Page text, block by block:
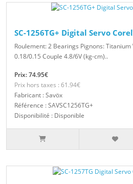
SC-1256TG+ Digital Servo
Roulement: 2 Bearings Pignons: Titanium
0.18/0.15 Couple 4.8/6V (kg-cm)..
Prix: 74.95€
Prix hors taxes : 61.94€
Fabricant : Savöx
Référence : SAVSC1256TG+
Disponibilité : Disponible